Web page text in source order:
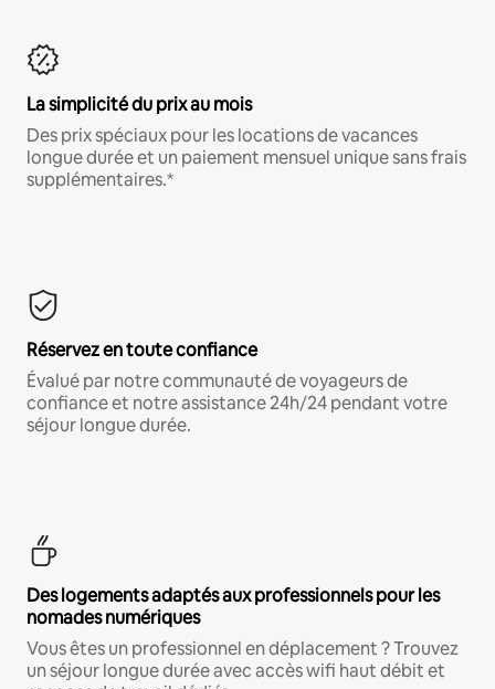
La simplicité du prix au mois
Des prix spéciaux pour les locations de vacances
longue durée et un paiement mensuel unique sans frais
supplémentaires.*
Réservez en toute confiance
Évalué par notre communauté de voyageurs de
confiance et notre assistance 24h/24 pendant votre
séjour longue durée.
Des logements adaptés aux professionnels pour les
nomades numériques
Vous êtes un professionnel en déplacement ? Trouvez
un séjour longue durée avec accès wifi haut débit et